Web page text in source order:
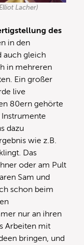
Lacher)
des
in den
auch gleich
in mehreren
Ein großer
live
80ern gehörte
dazu
wie z.B.
Das
oder am Pult
Sam und
schon beim
nur an ihren
Arbeiten mit
bringen, und